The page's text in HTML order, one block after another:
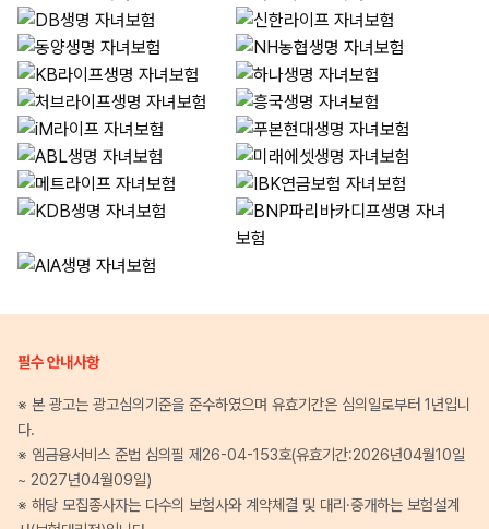
필수 안내사항
※ 본 광고는 광고심의기준을 준수하였으며 유효기간은 심의일로부터 1년입니
다.
※ 엠금융서비스 준법 심의필 제26-04-153호(유효기간:2026년04월10일
~ 2027년04월09일)
※ 해당 모집종사자는 다수의 보험사와 계약체결 및 대리·중개하는 보험설계